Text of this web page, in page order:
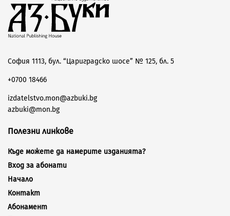
София 1113, бул. “Цариградско шосе” № 125, бл. 5
+0700 18466
izdatelstvo.mon@azbuki.bg
azbuki@mon.bg
Полезни линкове
Къде можете да намерите изданията?
Вход за абонати
Начало
Контакт
Абонамент